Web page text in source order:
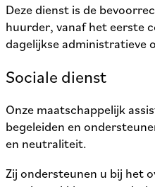
Deze dienst is de
huurder, vanaf het eerste
dagelijkse administratieve
Sociale dienst
Onze maatschappelijk
begeleiden en
en neutraliteit.
Zij ondersteunen u bij het